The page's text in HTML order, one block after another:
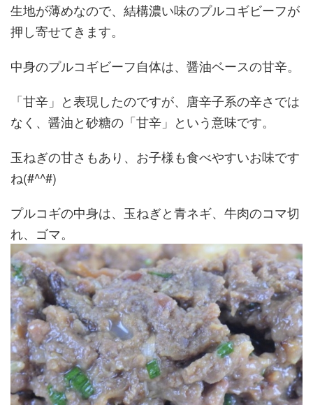
生地が薄めなので、結構濃い味のプルコギビーフが
押し寄せてきます。
中身のプルコギビーフ自体は、醤油ベースの甘辛。
「甘辛」と表現したのですが、唐辛子系の辛さでは
なく、醤油と砂糖の「甘辛」という意味です。
玉ねぎの甘さもあり、お子様も食べやすいお味です
ね(#^^#)
プルコギの中身は、玉ねぎと青ネギ、牛肉のコマ切
れ、ゴマ。